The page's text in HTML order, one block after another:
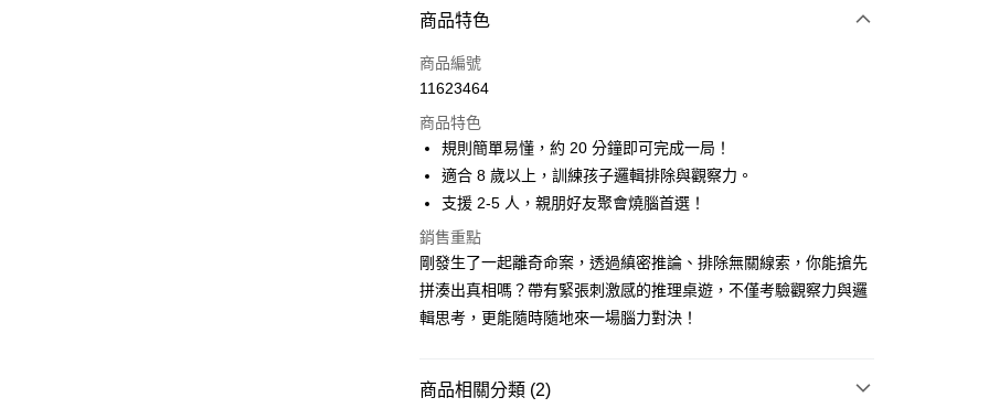
大哥付你分期
【大哥付你分期使用說明】
1.本服務由台灣大哥大提供，台灣大哥大用戶可立即使用無須另外申請。
2.付款方式選擇「大哥付你分期」，訂單成立後會自動跳轉到大哥付的交易
完成交易。
3.實際核准額度、可分期數及費用金額請依後續交易確認頁面所載為準。
消。如遇「轉專審核」未通過狀況，表示未達大哥付你分期系統評分，恕
無法說明評估內容。
【繳款方式說明】
1.分期款項不併入電信帳單，「大哥付你分期」於每月結算日後寄送繳費提
帳／街口支付／iPASS MONEY」等通路繳費。
AFTEE先享後付
相關說明
【關於「AFTEE先享後付」】
AFTEE先享後付是「在收到商品之後才付款」的支付方式。 讓您購物簡單
便利好安心！
１．簡單：不需註冊會員、不需綁卡、不需儲值。
２．便利：只要手機號碼，簡訊認證，即可結帳。
３．安心：先確認商品／服務後，再付款。
２．訂單成立數日內，您將收到繳費通知簡訊。
ATM付款
運送方式
付款後全家取貨｜8/8-8/14運費優惠，結帳滿499即享免運。
付款後7-11取貨
商品特色
商品編號
11623464
商品特色
規則簡單易懂，約 20 分鐘即可完成一局！
適合 8 歲以上，訓練孩子邏輯排除與觀察力。
支援 2-5 人，親朋好友聚會燒腦首選！
銷售重點
剛發生了一起離奇命案，透過縝密推論、排除無關線索，你能搶先
拼湊出真相嗎？帶有緊張刺激感的推理桌遊，不僅考驗觀察力與邏
輯思考，更能隨時隨地來一場腦力對決！
商品相關分類 (2)